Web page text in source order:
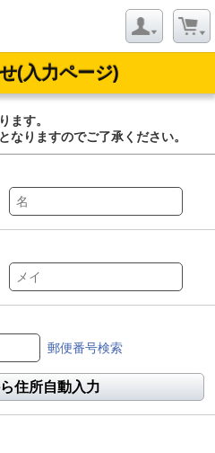
(入力ページ)
ます。
なりますのでご了承ください。
郵便番号検索
住所自動入力